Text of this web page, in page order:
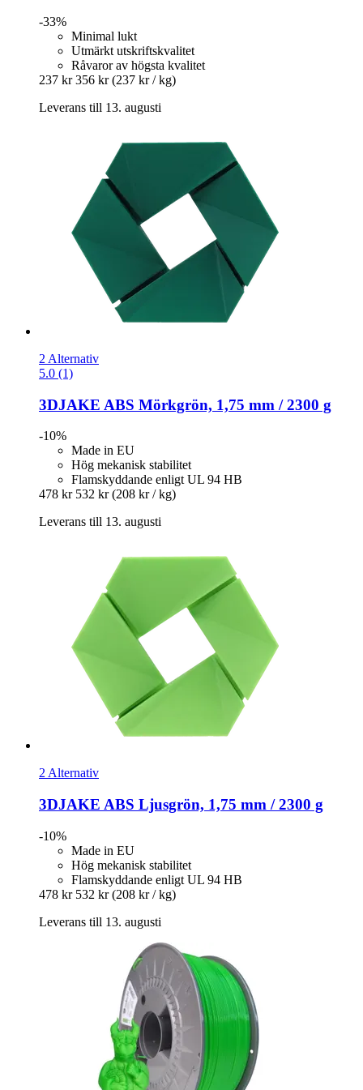
-33%
Minimal lukt
Utmärkt utskriftskvalitet
Råvaror av högsta kvalitet
237 kr 356 kr (237 kr / kg)
Leverans till 13. augusti
2 Alternativ
5.0 (1)
3DJAKE ABS Mörkgrön, 1,75 mm / 2300 g
-10%
Made in EU
Hög mekanisk stabilitet
Flamskyddande enligt UL 94 HB
478 kr 532 kr (208 kr / kg)
Leverans till 13. augusti
2 Alternativ
3DJAKE ABS Ljusgrön, 1,75 mm / 2300 g
-10%
Made in EU
Hög mekanisk stabilitet
Flamskyddande enligt UL 94 HB
478 kr 532 kr (208 kr / kg)
Leverans till 13. augusti